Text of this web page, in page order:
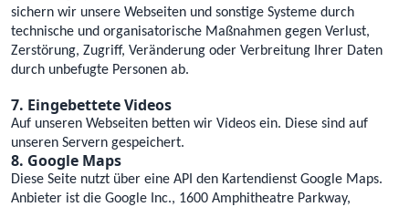
sichern wir unsere Webseiten und sonstige Systeme durch
technische und organisatorische Maßnahmen gegen Verlust,
Zerstörung, Zugriff, Veränderung oder Verbreitung Ihrer Daten
durch unbefugte Personen ab.
7. Eingebettete Videos
Auf unseren Webseiten betten wir Videos ein. Diese sind auf
unseren Servern gespeichert.
8. Google Maps
Diese Seite nutzt über eine API den Kartendienst Google Maps.
Anbieter ist die Google Inc., 1600 Amphitheatre Parkway,